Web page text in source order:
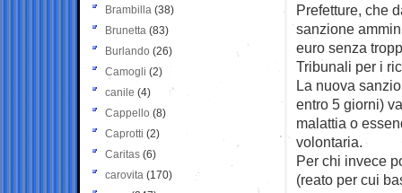
Prefetture, che
sanzione
euro senza
Tribunali per i
La nuova
entro 5 giorni)
malattia o
volontaria.
Per chi invece
(reato per cui
Brambilla (38)
Brunetta (83)
Burlando (26)
Camogli (2)
canile (4)
Cappello (8)
Caprotti (2)
Caritas (6)
carovita (170)